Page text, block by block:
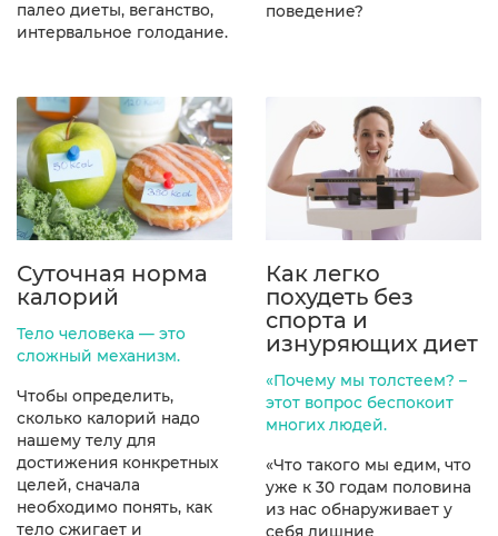
палео диеты, веганство,
интервальное голодание.
поведение?
Суточная норма
калорий
Тело человека — это
сложный механизм.
Чтобы определить,
сколько калорий надо
нашему телу для
достижения конкретных
целей, сначала
необходимо понять, как
тело сжигает и
Как легко
похудеть без
спорта и
изнуряющих диет
«Почему мы толстеем? –
этот вопрос беспокоит
многих людей.
«Что такого мы едим, что
уже к 30 годам половина
из нас обнаруживает у
себя лишние